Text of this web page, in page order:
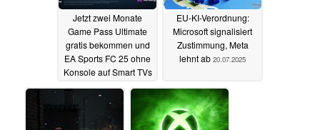
Jetzt zwei Monate
Game Pass Ultimate
gratis bekommen und
EA Sports FC 25 ohne
Konsole auf Smart TVs
spielen21.07.2025
EU-KI-Verordnung:
Microsoft signalisiert
Zustimmung, Meta
lehnt ab 20.07.2025